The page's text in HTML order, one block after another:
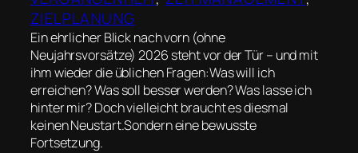
ZIELPLANUNG
Ein ehrlicher Blick nach vorn (ohne
Neujahrsvorsätze) 2026 steht vor der Tür – und mit
ihm wieder die üblichen Fragen:Was will ich
erreichen? Was soll besser werden? Was lasse ich
hinter mir? Doch vielleicht braucht es diesmal
keinen Neustart.Sondern eine bewusste
Fortsetzung.